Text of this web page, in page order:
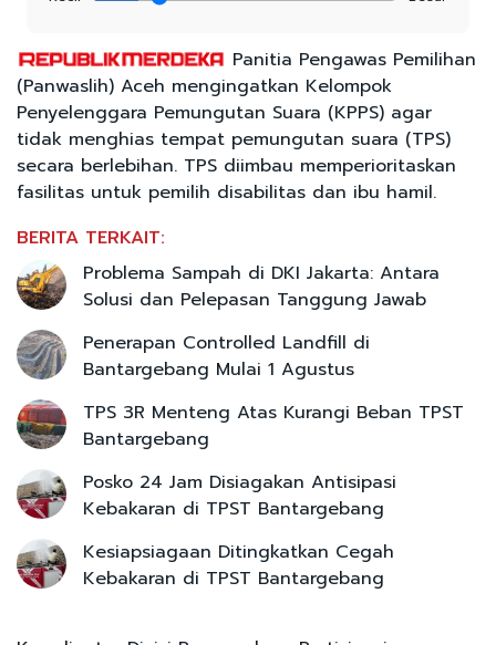
Panitia Pengawas Pemilihan
(Panwaslih) Aceh mengingatkan Kelompok
Penyelenggara Pemungutan Suara (KPPS) agar
tidak menghias tempat pemungutan suara (TPS)
secara berlebihan. TPS diimbau memperioritaskan
fasilitas untuk pemilih disabilitas dan ibu hamil.
BERITA TERKAIT:
Problema Sampah di DKI Jakarta: Antara
Solusi dan Pelepasan Tanggung Jawab
Penerapan Controlled Landfill di
Bantargebang Mulai 1 Agustus
TPS 3R Menteng Atas Kurangi Beban TPST
Bantargebang
Posko 24 Jam Disiagakan Antisipasi
Kebakaran di TPST Bantargebang
Kesiapsiagaan Ditingkatkan Cegah
Kebakaran di TPST Bantargebang